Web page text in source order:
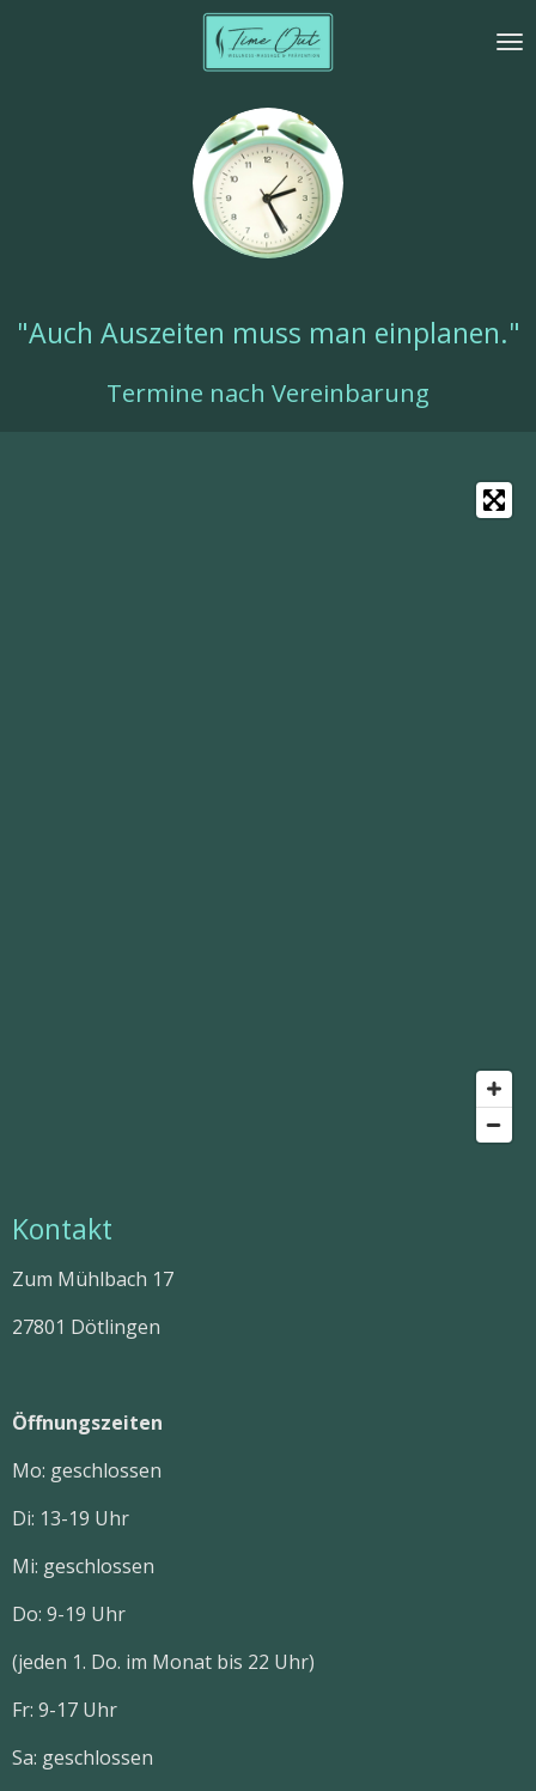
"Auch Auszeiten muss man einplanen."
Termine nach Vereinbarung
Kontakt
Zum Mühlbach 17
27801 Dötlingen
Öffnungszeiten
Mo: geschlossen
Di: 13-19 Uhr
Mi: geschlossen
Do: 9-19 Uhr
(jeden 1. Do. im Monat bis 22 Uhr)
Fr: 9-17 Uhr
Sa: geschlossen